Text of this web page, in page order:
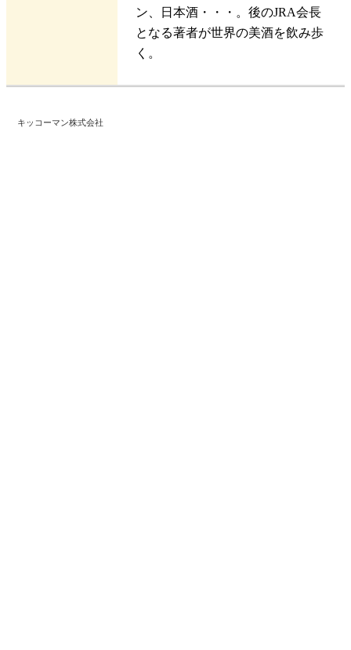
ン、日本酒・・・。後のJRA会長
となる著者が世界の美酒を飲み歩
く。
キッコーマン株式会社